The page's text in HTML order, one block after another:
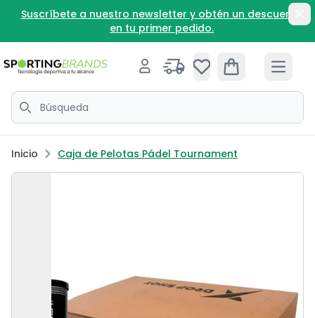
Ir directamente al contenido
a nuestro newsletter y obtén un descuento
en tu primer pedido.
Iniciar sesión Open cartOpen
Búscar
Inicio Caja de Pelotas Pádel Tournament